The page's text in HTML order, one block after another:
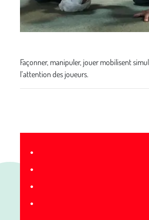
Façonner, manipuler, jouer mobilisent
l’attention des joueurs.
•
•
•
•